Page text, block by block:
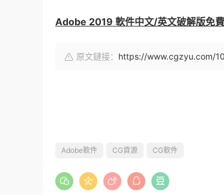
Adobe 2019 軟件中文/英文破解版免
原文鏈接： https://www.cgzyu.com/
Adobe軟件 CG資源 CG軟件